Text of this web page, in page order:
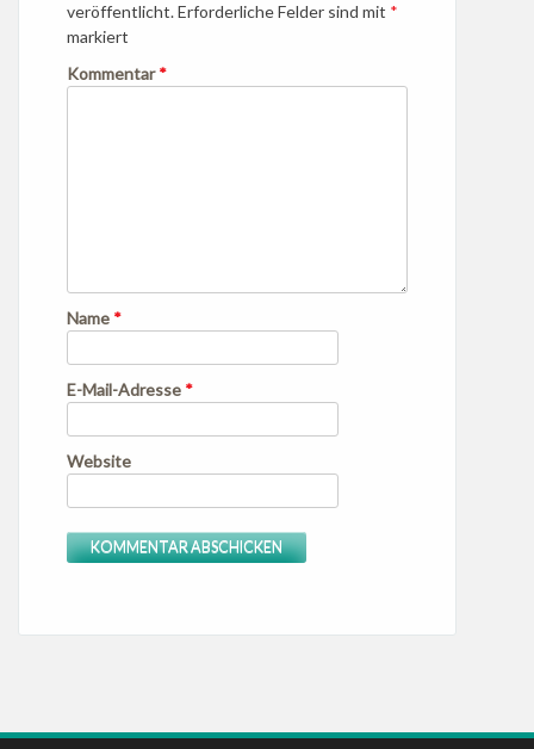
veröffentlicht.Erforderliche Felder sind mit *
markiert
Kommentar*
Name *
E-Mail-Adresse *
Website